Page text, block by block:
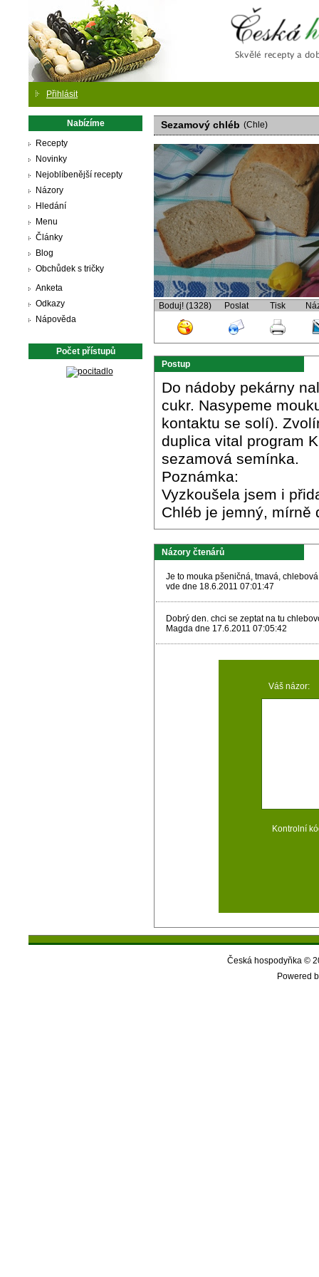
Přihlásit
Nabízíme
Recepty
Novinky
Nejoblíbenější recepty
Názory
Hledání
Menu
Články
Blog
Obchůdek s tričky
Anketa
Odkazy
Nápověda
Počet přístupů
Sezamový chléb (Chle)
Boduj! (1328) Poslat Tisk
Postup
Do nádoby pekárny
cukr. Nasypeme
kontaktu se solí).
duplica vital program
sezamová semínka.
Poznámka:
Vyzkoušela jsem i
Chléb je jemný, mírně
Názory čtenárů
Je to mouka pšeničná, tmavá,
vde dne 18.6.2011 07:01:47
Dobrý den. chci se zeptat na tu
Magda dne 17.6.2011 07:05:42
Váš názor:
Kontrolní
Česká hospodyňka ©
Powered